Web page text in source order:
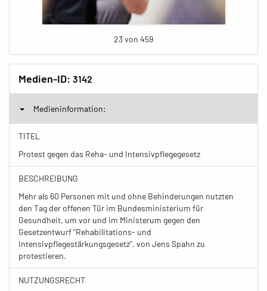
23 von 459
Medien-ID: 3142
Medieninformation:
TITEL
Protest gegen das Reha- und Intensivpflegegesetz
BESCHREIBUNG
Mehr als 60 Personen mit und ohne Behinderungen nutzten
den Tag der offenen Tür im Bundesministerium für
Gesundheit, um vor und im Ministerum gegen den
Gesetzentwurf "Rehabilitations- und
Intensivpflegestärkungsgesetz". von Jens Spahn zu
protestieren.
NUTZUNGSRECHT